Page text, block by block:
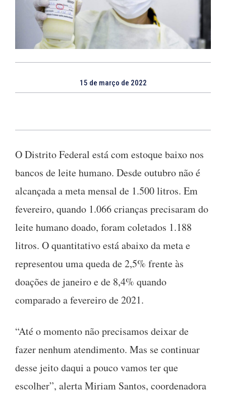
15 de março de 2022
O Distrito Federal está com estoque baixo nos
bancos de leite humano. Desde outubro não é
alcançada a meta mensal de 1.500 litros. Em
fevereiro, quando 1.066 crianças precisaram do
leite humano doado, foram coletados 1.188
litros. O quantitativo está abaixo da meta e
representou uma queda de 2,5% frente às
doações de janeiro e de 8,4% quando
comparado a fevereiro de 2021.
“Até o momento não precisamos deixar de
fazer nenhum atendimento. Mas se continuar
desse jeito daqui a pouco vamos ter que
escolher”, alerta Miriam Santos, coordenadora